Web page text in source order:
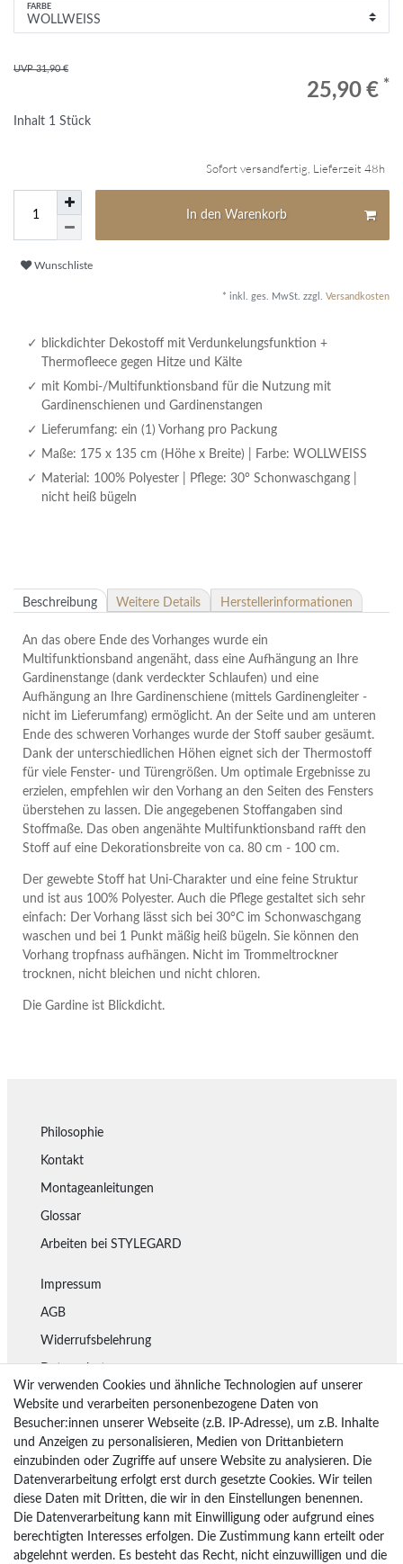
FARBE
UVP 31,90 €
25,90 € *
Inhalt 1 Stück
Sofort versandfertig, Lieferzeit 48h
In den Warenkorb
Wunschliste
* inkl. ges. MwSt. zzgl. Versandkosten
blickdichter Dekostoff mit Verdunkelungsfunktion +
Thermofleece gegen Hitze und Kälte
mit Kombi-/Multifunktionsband für die Nutzung mit
Gardinenschienen und Gardinenstangen
Lieferumfang: ein (1) Vorhang pro Packung
Maße: 175 x 135 cm (Höhe x Breite) | Farbe: WOLLWEISS
Material: 100% Polyester | Pflege: 30° Schonwaschgang |
nicht heiß bügeln
Beschreibung Weitere Details Herstellerinformationen
An das obere Ende des Vorhanges wurde ein
Multifunktionsband angenäht, dass eine Aufhängung an Ihre
Gardinenstange (dank verdeckter Schlaufen) und eine
Aufhängung an Ihre Gardinenschiene (mittels Gardinengleiter -
nicht im Lieferumfang) ermöglicht. An der Seite und am unteren
Ende des schweren Vorhanges wurde der Stoff sauber gesäumt.
Dank der unterschiedlichen Höhen eignet sich der Thermostoff
für viele Fenster- und Türengrößen. Um optimale Ergebnisse zu
erzielen, empfehlen wir den Vorhang an den Seiten des Fensters
überstehen zu lassen. Die angegebenen Stoffangaben sind
Stoffmaße. Das oben angenähte Multifunktionsband rafft den
Stoff auf eine Dekorationsbreite von ca. 80 cm - 100 cm.
Der gewebte Stoff hat Uni-Charakter und eine feine Struktur
und ist aus 100% Polyester. Auch die Pflege gestaltet sich sehr
einfach: Der Vorhang lässt sich bei 30°C im Schonwaschgang
waschen und bei 1 Punkt mäßig heiß bügeln. Sie können den
Vorhang tropfnass aufhängen. Nicht im Trommeltrockner
trocknen, nicht bleichen und nicht chloren.
Die Gardine ist Blickdicht.
Philosophie
Kontakt
Montageanleitungen
Glossar
Arbeiten bei STYLEGARD
Impressum
AGB
Widerrufsbelehrung
Datenschutz
Lieferung
Rückgaberecht
Vertrag widerrufen
Bezahlarten
PayPal
Wir verwenden Cookies und ähnliche Technologien auf unserer
Website und verarbeiten personenbezogene Daten von
Besucher:innen unserer Webseite (z.B. IP-Adresse), um z.B. Inhalte
und Anzeigen zu personalisieren, Medien von Drittanbietern
einzubinden oder Zugriffe auf unsere Website zu analysieren. Die
Datenverarbeitung erfolgt erst durch gesetzte Cookies. Wir teilen
diese Daten mit Dritten, die wir in den Einstellungen benennen.
Die Datenverarbeitung kann mit Einwilligung oder aufgrund eines
berechtigten Interesses erfolgen. Die Zustimmung kann erteilt oder
abgelehnt werden. Es besteht das Recht, nicht einzuwilligen und die